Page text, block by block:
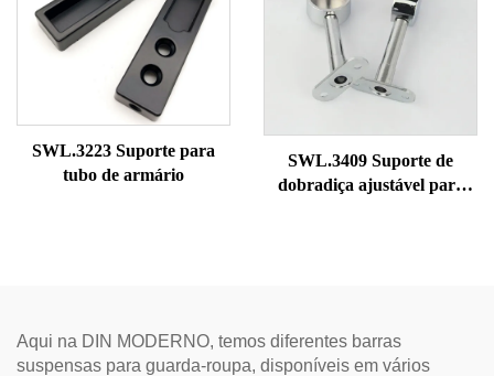
SWL.3223 Suporte para
tubo de armário
SWL.3409 Suporte de
dobradiça ajustável para
Aqui na DIN MODERNO, temos diferentes barras
suspensas para guarda-roupa, disponíveis em vários